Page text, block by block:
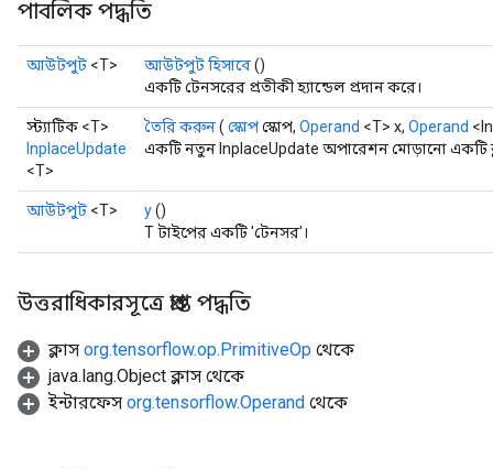
পাবলিক পদ্ধতি
আউটপুট <T> আউটপুট হিসাবে()
একটি টেনসরের প্রতীকী হ্যান্ডেল প্রদান করে।
স্ট্যাটিক <T>
InplaceUpdate
<T>
তৈরি করুন( স্কোপস্কোপ, Operand <T> x, Operand
একটি নতুন InplaceUpdate অপারেশন মোড়ানো একটি
আউটপুট <T> y()
T টাইপের একটি 'টেনসর'।
উত্তরাধিকারসূত্রে প্রাপ্ত পদ্ধতি
ক্লাস org.tensorflow.op.PrimitiveOp থেকে
java.lang.Object ক্লাস থেকে
ইন্টারফেস org.tensorflow.Operand থেকে